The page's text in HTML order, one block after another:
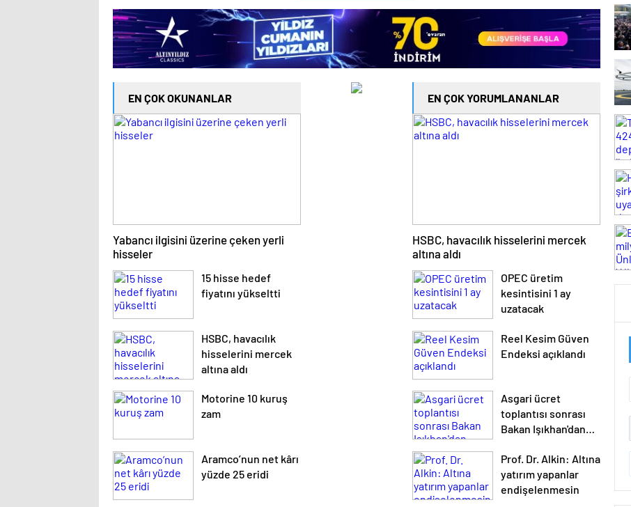
EN ÇOK OKUNANLAR
Yabancı ilgisini üzerine çeken yerli
hisseler
15 hisse hedef
fiyatını yükseltti
HSBC, havacılık
hisselerini mercek
altına aldı
Motorine 10 kuruş
zam
Aramco’nun net kârı
yüzde 25 eridi
EN ÇOK YORUMLANANLAR
HSBC, havacılık hisselerini mercek
altına aldı
OPEC üretim
kesintisini 1 ay
uzatacak
Reel Kesim Güven
Endeksi açıklandı
Asgari ücret
toplantısı sonrası
Bakan Işıkhan'dan
Prof. Dr. Alkin: Altına
yatırım yapanlar
endişelenmesin